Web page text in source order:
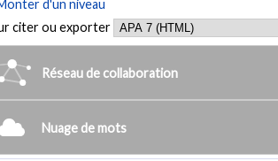
d'un niveau
citer ou exporter
Réseau de collaboration
Nuage de mots